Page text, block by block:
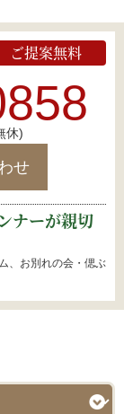
ご提案無料
休)
せ
ナーが親切
、お別れの会・偲ぶ